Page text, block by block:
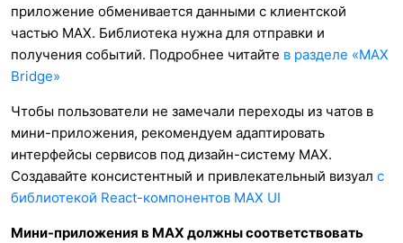
приложение обменивается данными с клиентской
частью MAX. Библиотека нужна для отправки и
получения событий. Подробнее читайте в разделе «MAX
Bridge»
Чтобы пользователи не замечали переходы из чатов в
мини-приложения, рекомендуем адаптировать
интерфейсы сервисов под дизайн-систему MAX.
Создавайте консистентный и привлекательный визуал с
библиотекой React-компонентов MAX UI
Мини-приложения в MAX должны соответствовать